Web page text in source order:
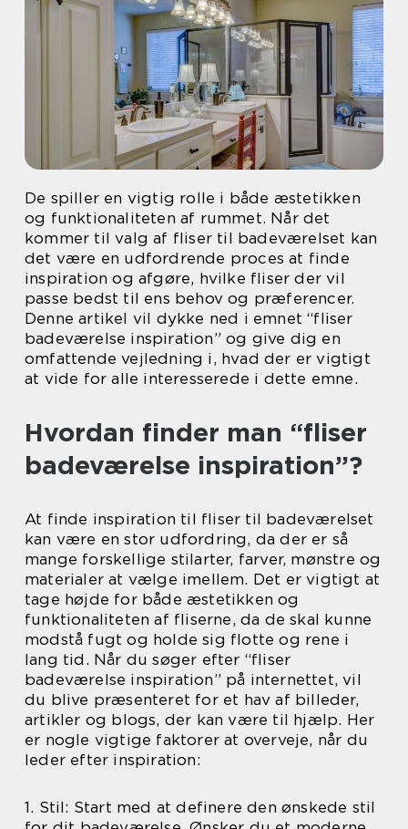
De spiller en vigtig rolle i både æstetikken
og funktionaliteten af rummet. Når det
kommer til valg af fliser til badeværelset kan
det være en udfordrende proces at finde
inspiration og afgøre, hvilke fliser der vil
passe bedst til ens behov og præferencer.
Denne artikel vil dykke ned i emnet “fliser
badeværelse inspiration” og give dig en
omfattende vejledning i, hvad der er vigtigt
at vide for alle interesserede i dette emne.
Hvordan finder man “fliser
badeværelse inspiration”?
At finde inspiration til fliser til badeværelset
kan være en stor udfordring, da der er så
mange forskellige stilarter, farver, mønstre og
materialer at vælge imellem. Det er vigtigt at
tage højde for både æstetikken og
funktionaliteten af fliserne, da de skal kunne
modstå fugt og holde sig flotte og rene i
lang tid. Når du søger efter “fliser
badeværelse inspiration” på internettet, vil
du blive præsenteret for et hav af billeder,
artikler og blogs, der kan være til hjælp. Her
er nogle vigtige faktorer at overveje, når du
leder efter inspiration:
1. Stil: Start med at definere den ønskede stil